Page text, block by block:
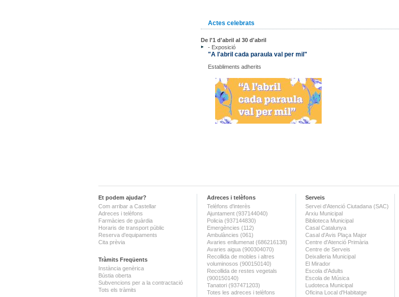
Actes celebrats
De l'1 d'abril al 30 d'abril
- Exposició
"A l'abril cada paraula val per mil"
Establiments adherits
Et podem ajudar?
Com arribar a Castellar
Adreces i telèfons
Farmàcies de guàrdia
Horaris de transport públic
Reserva d'equipaments
Cita prèvia
Tràmits Freqüents
Instància genèrica
Bústia oberta
Subvencions per a la contractació
Tots els tràmits
Adreces i telèfons
Telèfons d'interès
Ajuntament (937144040)
Policia (937144830)
Emergències (112)
Ambulàncies (061)
Avaries enllumenat (686216138)
Avaries aigua (900304070)
Recollida de mobles i altres
voluminosos (900150140)
Recollida de restes vegetals
(900150140)
Tanatori (937471203)
Totes les adreces i telèfons
Serveis
Servei d'Atenció Ciutadana (SAC)
Arxiu Municipal
Biblioteca Municipal
Casal Catalunya
Casal d'Avis Plaça Major
Centre d'Atenció Primària
Centre de Serveis
Deixalleria Municipal
El Mirador
Escola d'Adults
Escola de Música
Ludoteca Municipal
Oficina Local d'Habitatge